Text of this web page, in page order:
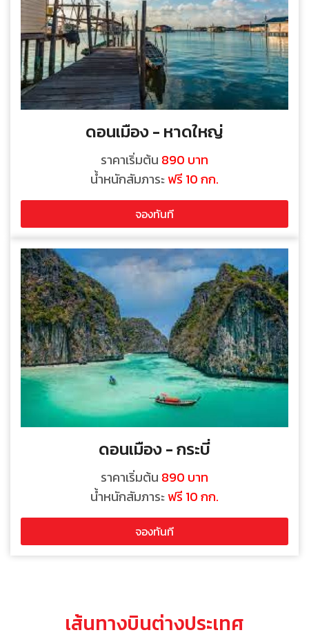
ดอนเมือง - หาดใหญ่
ราคาเริ่มต้น 890 บาท
น้ำหนักสัมภาระฟรี 10 กก.
จองทันที
ดอนเมือง - กระบี่
ราคาเริ่มต้น 890 บาท
น้ำหนักสัมภาระฟรี 10 กก.
จองทันที
เส้นทางบินต่างประเทศ